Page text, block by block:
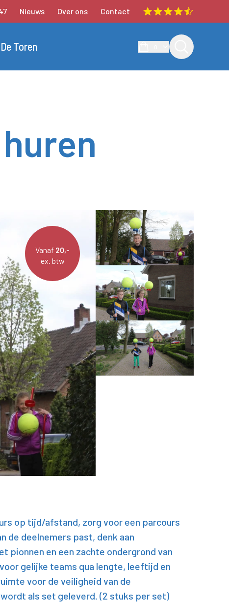
Nieuws Over ons Contact
Toren
Vanaf 20,-
ex. btw
op tijd/afstand, zorg voor een parcours
de deelnemers past, denk aan
pionnen en een zachte ondergrond van
gelijke teams qua lengte, leeftijd en
voor de veiligheid van de
als set geleverd. (2 stuks per set)